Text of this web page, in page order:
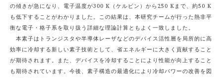
の傾きが急になり、電子温度が300 K（ケルビン）から250 Kまで、約50 K
も低下することがわかりました。この結果は、本研究チームが行った熱非平
衡な電子・格子系を取り扱う詳細な理論計算ともよく一致しました。
本素子はトランジスタや半導体レーザなどのデバイス活性層を局所的に高
効率に冷却する新しい素子技術として、省エネルギーに大きく貢献すること
が期待されます。また、デバイスを冷却することにより性能が向上すること
も期待されています。今後、素子構造の最適化により冷却パワーの改善を図